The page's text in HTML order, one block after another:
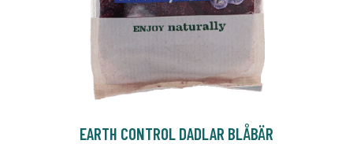
EARTH CONTROL DADLAR BLÅBÄR